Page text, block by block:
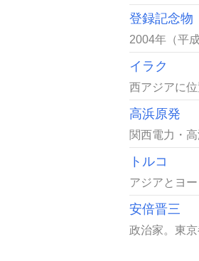
登録記念物
2004年（平
イラク
西アジアに
高浜原発
関西電力・
トルコ
アジアとヨ
安倍晋三
政治家。東